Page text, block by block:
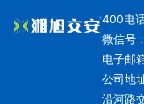
400电
微信号
电子邮
公司地
沿河路